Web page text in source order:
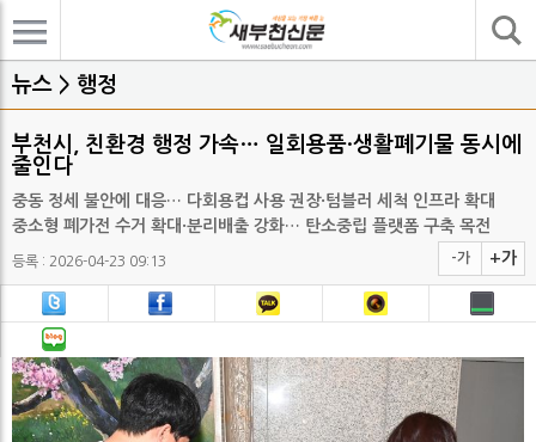
뉴스 > 행정
부천시, 친환경 행정 가속… 일회용품·생활폐기물 동시에
줄인다
중동 정세 불안에 대응… 다회용컵 사용 권장·텀블러 세척 인프라 확대
중소형 폐가전 수거 확대·분리배출 강화… 탄소중립 플랫폼 구축 목전
등록 : 2026-04-23 09:13 -가 +가